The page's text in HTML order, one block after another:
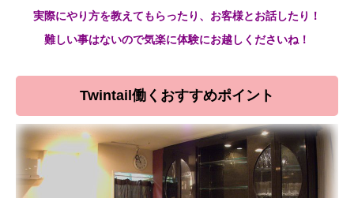
実際にやり方を教えてもらったり、お客様とお話したり！
難しい事はないので気楽に体験にお越しくださいね！
Twintail働くおすすめポイント